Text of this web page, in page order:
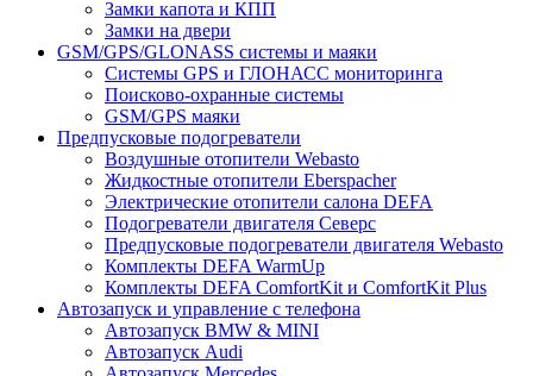
Замки капота и КПП
Замки на двери
GSM/GPS/GLONASS системы и маяки
Системы GPS и ГЛОНАСС мониторинга
Поисково-охранные системы
GSM/GPS маяки
Предпусковые подогреватели
Воздушные отопители Webasto
Жидкостные отопители Eberspacher
Электрические отопители салона DEFA
Подогреватели двигателя Северс
Предпусковые подогреватели двигателя Webasto
Комплекты DEFA WarmUp
Комплекты DEFA ComfortKit и ComfortKit Plus
Автозапуск и управление с телефона
Автозапуск BMW & MINI
Автозапуск Audi